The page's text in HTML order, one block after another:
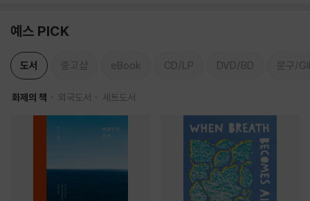
예스 PICK
도서 중고샵 eBook CD/LP DVD/BD 문구/
화제의 책 외국도서 세트도서